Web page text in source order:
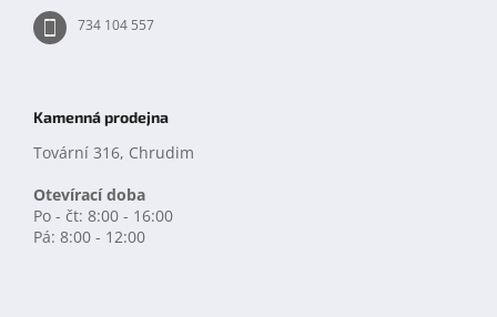
734 104 557
Kamenná prodejna
Tovární 316, Chrudim
Otevírací doba
Po - čt: 8:00 - 16:00
Pá: 8:00 - 12:00